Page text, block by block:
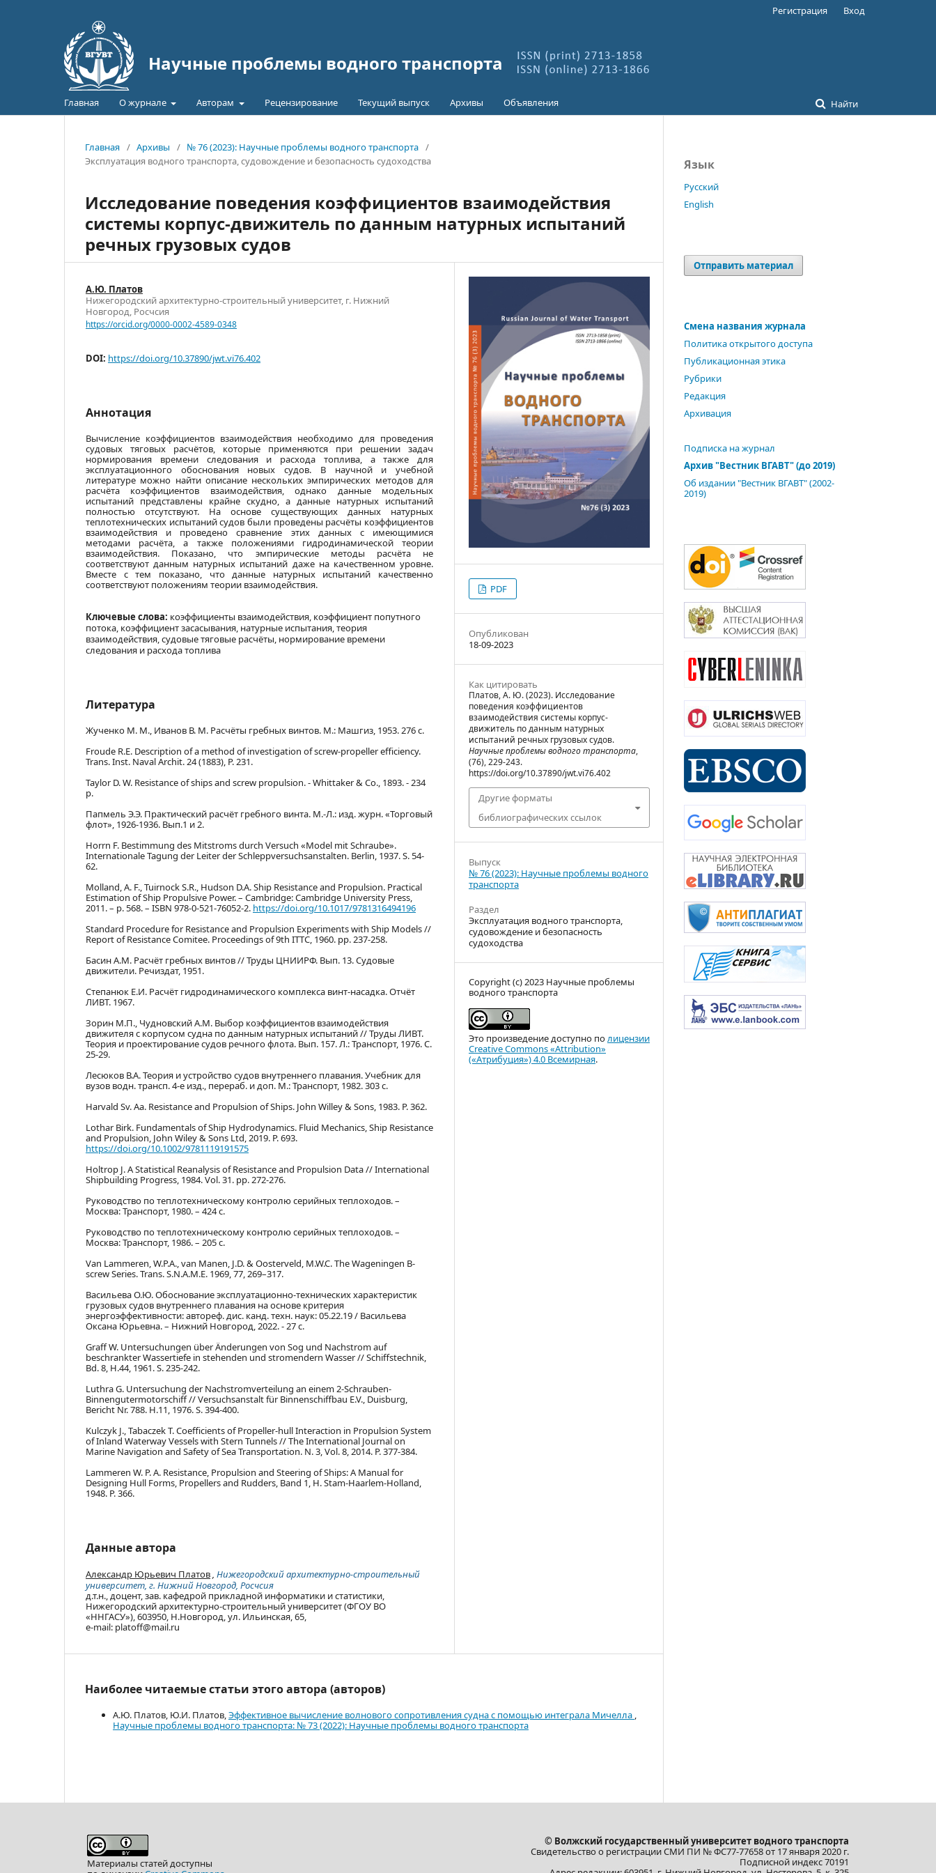
Научные проблемы водного транспорта
Главная О журнале Авторам Рецензирование Текущий выпуск Архивы Объявления Найти
Регистрация Вход
Главная / Архивы / № 76 (2023): Научные проблемы водного транспорта /
Эксплуатация водного транспорта, судовождение и безопасность судоходства
Исследование поведения коэффициентов взаимодействия
системы корпус-движитель по данным натурных испытаний
речных грузовых судов
А.Ю. Платов
Нижегородский архитектурно-строительный университет, г. Нижний
Новгород, Росчсия
https://orcid.org/0000-0002-4589-0348
DOI: https://doi.org/10.37890/jwt.vi76.402
Аннотация
Вычисление коэффициентов взаимодействия необходимо для проведения
судовых тяговых расчётов, которые применяются при решении задач
нормирования времени следования и расхода топлива, а также для
эксплуатационного обоснования новых судов. В научной и учебной
литературе можно найти описание нескольких эмпирических методов для
расчёта коэффициентов взаимодействия, однако данные модельных
испытаний представлены крайне скудно, а данные натурных испытаний
полностью отсутствуют. На основе существующих данных натурных
теплотехнических испытаний судов были проведены расчёты коэффициентов
взаимодействия и проведено сравнение этих данных с имеющимися
методами расчёта, а также положениями гидродинамической теории
взаимодействия. Показано, что эмпирические методы расчёта не
соответствуют данным натурных испытаний даже на качественном уровне.
Вместе с тем показано, что данные натурных испытаний качественно
соответствуют положениям теории взаимодействия.
Ключевые слова: коэффициенты взаимодействия, коэффициент попутного
потока, коэффициент засасывания, натурные испытания, теория
взаимодействия, судовые тяговые расчёты, нормирование времени
следования и расхода топлива
Литература
Жученко М. М., Иванов В. М. Расчёты гребных винтов. М.: Машгиз, 1953. 276 с.
Froude R.E. Description of a method of investigation of screw-propeller efficiency.
Trans. Inst. Naval Archit. 24 (1883), P. 231.
Taylor D. W. Resistance of ships and screw propulsion. - Whittaker & Co., 1893. - 234
p.
Папмель Э.Э. Практический расчёт гребного винта. М.-Л.: изд. журн. «Торговый
флот», 1926-1936. Вып.1 и 2.
Horrn F. Bestimmung des Mitstroms durch Versuch «Model mit Schraube».
Internationale Tagung der Leiter der Schleppversuchsanstalten. Berlin, 1937. S. 54-
62.
Molland, A. F., Tuirnock S.R., Hudson D.A. Ship Resistance and Propulsion. Practical
Estimation of Ship Propulsive Power. – Cambridge: Cambridge University Press,
2011. – p. 568. – ISBN 978-0-521-76052-2. https://doi.org/10.1017/9781316494196
Standard Procedure for Resistance and Propulsion Experiments with Ship Models //
Report of Resistance Comitee. Proceedings of 9th ITTC, 1960. pp. 237-258.
Басин А.М. Расчёт гребных винтов // Труды ЦНИИРФ. Вып. 13. Судовые
движители. Речиздат, 1951.
Степанюк Е.И. Расчёт гидродинамического комплекса винт-насадка. Отчёт
ЛИВТ. 1967.
Зорин М.П., Чудновский А.М. Выбор коэффициентов взаимодействия
движителя с корпусом судна по данным натурных испытаний // Труды ЛИВТ.
Теория и проектирование судов речного флота. Вып. 157. Л.: Транспорт, 1976. С.
25-29.
Лесюков В.А. Теория и устройство судов внутреннего плавания. Учебник для
вузов водн. трансп. 4-е изд., перераб. и доп. М.: Транспорт, 1982. 303 с.
Harvald Sv. Aa. Resistance and Propulsion of Ships. John Willey & Sons, 1983. P. 362.
Lothar Birk. Fundamentals of Ship Hydrodynamics. Fluid Mechanics, Ship Resistance
and Propulsion, John Wiley & Sons Ltd, 2019. P. 693.
https://doi.org/10.1002/9781119191575
Holtrop J. A Statistical Reanalysis of Resistance and Propulsion Data // International
Shipbuilding Progress, 1984. Vol. 31. pp. 272-276.
Руководство по теплотехническому контролю серийных теплоходов. –
Москва: Транспорт, 1980. – 424 с.
Руководство по теплотехническому контролю серийных теплоходов. –
Москва: Транспорт, 1986. – 205 с.
Van Lammeren, W.P.A., van Manen, J.D. & Oosterveld, M.W.C. The Wageningen B-
screw Series. Trans. S.N.A.M.E. 1969, 77, 269–317.
Васильева О.Ю. Обоснование эксплуатационно-технических характеристик
грузовых судов внутреннего плавания на основе критерия
энергоэффективности: автореф. дис. канд. техн. наук: 05.22.19 / Васильева
Оксана Юрьевна. – Нижний Новгород, 2022. - 27 с.
Graff W. Untersuchungen über Änderungen von Sog und Nachstrom auf
beschrankter Wassertiefe in stehenden und stromendern Wasser // Schiffstechnik,
Bd. 8, H.44, 1961. S. 235-242.
Luthra G. Untersuchung der Nachstromverteilung an einem 2‐Schrauben‐
Binnengutermotorschiff // Versuchsanstalt für Binnenschiffbau E.V., Duisburg,
Bericht Nr. 788. H.11, 1976. S. 394-400.
Kulczyk J., Tabaczek T. Coefficients of Propeller-hull Interaction in Propulsion System
of Inland Waterway Vessels with Stern Tunnels // The International Journal on
Marine Navigation and Safety of Sea Transportation. N. 3, Vol. 8, 2014. P. 377-384.
Lammeren W. P. A. Resistance, Propulsion and Steering of Ships: A Manual for
Designing Hull Forms, Propellers and Rudders, Band 1, H. Stam-Haarlem-Holland,
1948. P. 366.
Данные автора
Александр Юрьевич Платов, Нижегородский архитектурно-строительный
университет, г. Нижний Новгород, Росчсия
д.т.н., доцент, зав. кафедрой прикладной информатики и статистики,
Нижегородский архитектурно-строительный университет (ФГОУ ВО
«ННГАСУ»), 603950, Н.Новгород, ул. Ильинская, 65,
e-mail: platoff@mail.ru
PDF
Опубликован
18-09-2023
Как цитировать
Платов, А. Ю. (2023). Исследование
поведения коэффициентов
взаимодействия системы корпус-
движитель по данным натурных
испытаний речных грузовых судов.
Научные проблемы водного транспорта,
(76), 229-243.
https://doi.org/10.37890/jwt.vi76.402
Другие форматы
библиографических ссылок
Выпуск
№ 76 (2023): Научные проблемы водного
транспорта
Раздел
Эксплуатация водного транспорта,
судовождение и безопасность
судоходства
Copyright (c) 2023 Научные проблемы
водного транспорта
Это произведение доступно полицензии
Creative Commons «Attribution»
(«Атрибуция») 4.0 Всемирная.
Наиболее читаемые статьи этого автора (авторов)
А.Ю. Платов, Ю.И. Платов,Эффективное вычисление волнового сопротивления судна с помощью интеграла Мичелла ,
Научные проблемы водного транспорта: № 73 (2022): Научные проблемы водного транспорта
Язык
Русский
English
Отправить материал
Смена названия журнала
Политика открытого доступа
Публикационная этика
Рубрики
Редакция
Архивация
Подписка на журнал
Архив "Вестник ВГАВТ" (до 2019)
Об издании "Вестник ВГАВТ" (2002-
2019)
Материалы статей доступны
© Волжский государственный университет водного транспорта
Свидетельство о регистрации СМИ ПИ № ФС77-77658 от 17 января 2020 г.
Подписной индекс 70191